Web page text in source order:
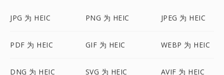
JPG 为 HEIC PNG 为 HEIC JPEG 为 HEIC
PDF 为 HEIC GIF 为 HEIC WEBP 为 HEIC
DNG 为 HEIC SVG 为 HEIC AVIF 为 HEIC